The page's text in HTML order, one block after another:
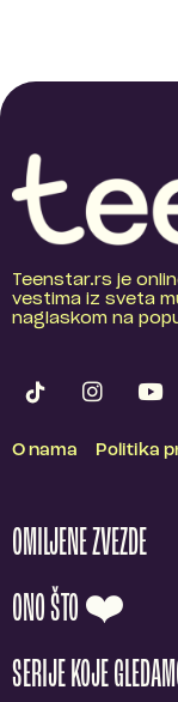
Teenstar.rs je
vestima iz sveta
naglaskom na
O nama Politika
OMILJENE ZVEZDE
ONO ŠTO ❤️
SERIJE KOJE